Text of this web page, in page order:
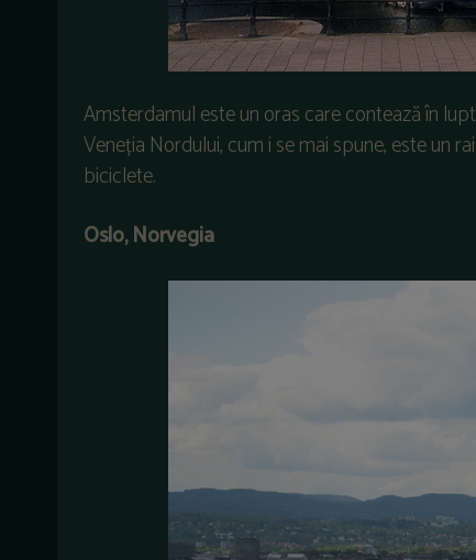
Amsterdamul este un oras care contează în
Veneția Nordului, cum i se mai spune, este
biciclete.
Oslo, Norvegia